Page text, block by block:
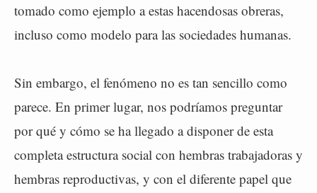
tomado como ejemplo a estas hacendosas obreras,
incluso como modelo para las sociedades humanas.
Sin embargo, el fenómeno no es tan sencillo como
parece. En primer lugar, nos podríamos preguntar
por qué y cómo se ha llegado a disponer de esta
completa estructura social con hembras trabajadoras y
hembras reproductivas, y con el diferente papel que